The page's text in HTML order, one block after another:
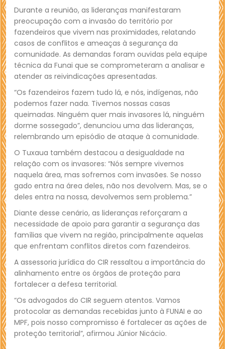
Durante a reunião, as lideranças manifestaram
preocupação com a invasão do território por
fazendeiros que vivem nas proximidades, relatando
casos de conflitos e ameaças à segurança da
comunidade. As demandas foram ouvidas pela equipe
técnica da Funai que se comprometeram a analisar e
atender as reivindicações apresentadas.
“Os fazendeiros fazem tudo lá, e nós, indígenas, não
podemos fazer nada. Tivemos nossas casas
queimadas. Ninguém quer mais invasores lá, ninguém
dorme sossegado”, denunciou uma das lideranças,
relembrando um episódio de ataque à comunidade.
O Tuxaua também destacou a desigualdade na
relação com os invasores: “Nós sempre vivemos
naquela área, mas sofremos com invasões. Se nosso
gado entra na área deles, não nos devolvem. Mas, se o
deles entra na nossa, devolvemos sem problema.”
Diante desse cenário, as lideranças reforçaram a
necessidade de apoio para garantir a segurança das
famílias que vivem na região, principalmente aquelas
que enfrentam conflitos diretos com fazendeiros.
A assessoria jurídica do CIR ressaltou a importância do
alinhamento entre os órgãos de proteção para
fortalecer a defesa territorial.
“Os advogados do CIR seguem atentos. Vamos
protocolar as demandas recebidas junto à FUNAI e ao
MPF, pois nosso compromisso é fortalecer as ações de
proteção territorial”, afirmou Júnior Nicácio.